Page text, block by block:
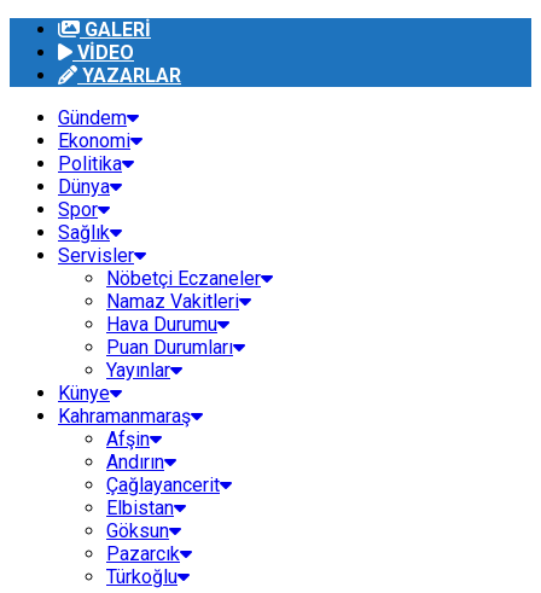
GALERİ
VİDEO
YAZARLAR
Gündem
Ekonomi
Politika
Dünya
Spor
Sağlık
Servisler
Nöbetçi Eczaneler
Namaz Vakitleri
Hava Durumu
Puan Durumları
Yayınlar
Künye
Kahramanmaraş
Afşin
Andırın
Çağlayancerit
Elbistan
Göksun
Pazarcık
Türkoğlu